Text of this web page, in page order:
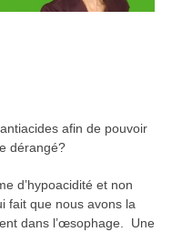
afin de pouvoir
dérangé?
d’hypoacidité et non
fait que nous avons la
dans l’œsophage. Une